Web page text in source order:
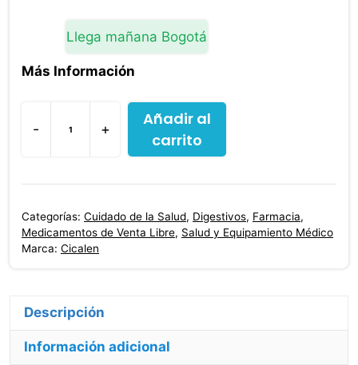
$25,100.00. $24,300.00.
Llega mañana Bogotá
Más Información
-
Cicalen
Gel
Oral
Calendula
+
Añadir al
carrito
Categorías: Cuidado de la Salud, Digestivos, Farmacia,
Medicamentos de Venta Libre, Salud y Equipamiento Médico
Marca: Cicalen
Información adicional